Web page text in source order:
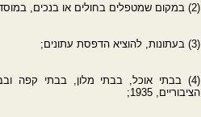
(2) במקום שמטפלים בחולים או בנכים, במוסדות החלמה ובמוסדות לטיפול בזקנים או בילדים;
(3) בעתונות, להוציא הדפסת עתונים;
(4) בבתי אוכל, בבתי מלון, בבתי קפה
הציבוריים, 1935;